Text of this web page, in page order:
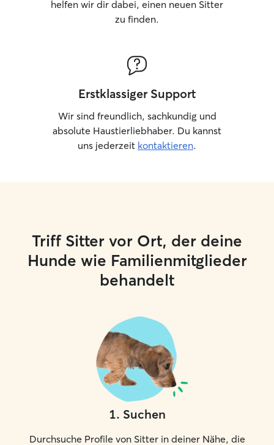
helfen wir dir dabei, einen neuen Sitter
zu finden.
Erstklassiger Support
Wir sind freundlich, sachkundig und
absolute Haustierliebhaber. Du kannst
uns jederzeit kontaktieren.
Triff Sitter vor Ort, der deine
Hunde wie Familienmitglieder
behandelt
1. Suchen
Durchsuche Profile von Sitter in deiner Nähe, die